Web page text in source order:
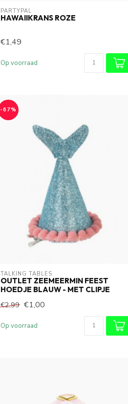
PARTYPAL
HAWAIIKRANS ROZE
€1,49
Op voorraad
-67%
TALKING TABLES
OUTLET ZEEMEERMIN FEEST
HOEDJE BLAUW - MET CLIPJE
€2,99 €1,00
Op voorraad